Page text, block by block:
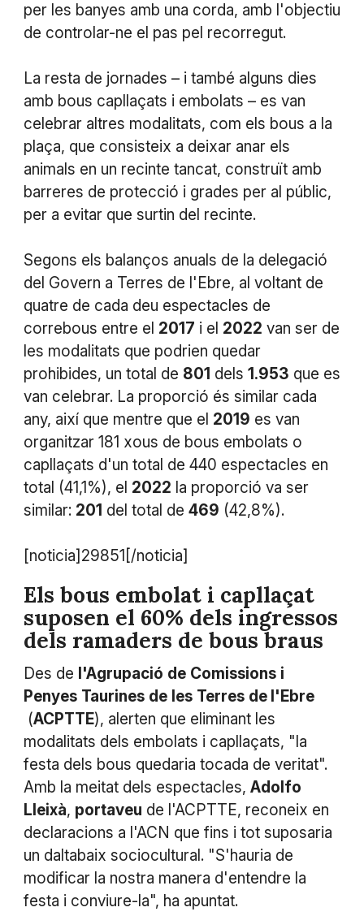
per les banyes amb una corda, amb l'objectiu
de controlar-ne el pas pel recorregut.
La resta de jornades – i també alguns dies
amb bous capllaçats i embolats – es van
celebrar altres modalitats, com els bous a la
plaça, que consisteix a deixar anar els
animals en un recinte tancat, construït amb
barreres de protecció i grades per al públic,
per a evitar que surtin del recinte.
Segons els balanços anuals de la delegació
del Govern a Terres de l'Ebre, al voltant de
quatre de cada deu espectacles de
correbous entre el 2017 i el 2022 van ser de
les modalitats que podrien quedar
prohibides, un total de 801 dels 1.953 que es
van celebrar. La proporció és similar cada
any, així que mentre que el 2019 es van
organitzar 181 xous de bous embolats o
capllaçats d'un total de 440 espectacles en
total (41,1%), el 2022 la proporció va ser
similar: 201 del total de 469 (42,8%).
[noticia]29851[/noticia]
Els bous embolat i capllaçat
suposen el 60% dels ingressos
dels ramaders de bous braus
Des de l'Agrupació de Comissions i
Penyes Taurines de les Terres de l'Ebre
(ACPTTE), alerten que eliminant les
modalitats dels embolats i capllaçats, "la
festa dels bous quedaria tocada de veritat".
Amb la meitat dels espectacles, Adolfo
Lleixà, portaveu de l'ACPTTE, reconeix en
declaracions a l'ACN que fins i tot suposaria
un daltabaix sociocultural. "S'hauria de
modificar la nostra manera d'entendre la
festa i conviure-la", ha apuntat.